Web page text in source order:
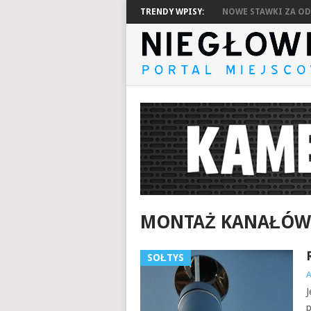
TRENDY WPISY: NOWE STAWKI ZA
MONTAŻ
SOŁTYS